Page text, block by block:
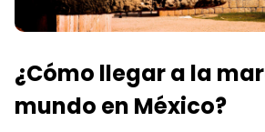
¿Cómo llegar a la
mundo en México?